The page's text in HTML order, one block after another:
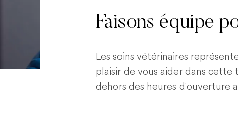
Faisons équipe
Les soins vétérinaires
plaisir de vous aider dans cette
dehors des heures d'ouverture